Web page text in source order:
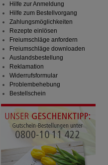
Hilfe zur Anmeldung
Hilfe zum Bestellvorgang
Zahlungsmöglichkeiten
Rezepte einlösen
Freiumschläge anfordern
Freiumschläge downloaden
Auslandsbestellung
Reklamation
Widerrufsformular
Problembehebung
Bestellschein